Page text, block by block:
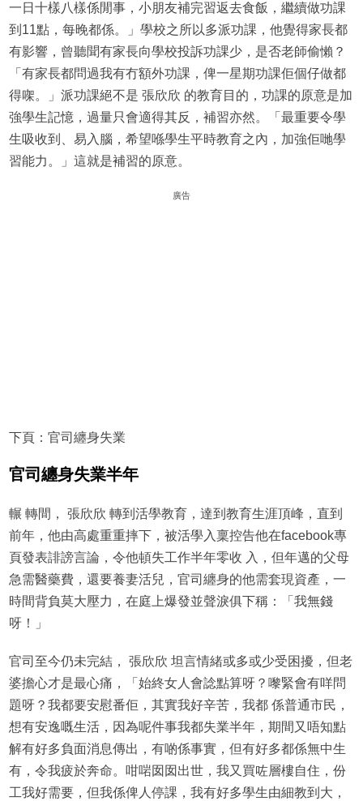
一日十樣八樣係閒事，小朋友補完習返去食飯，繼續做功課
到11點，每晚都係。」學校之所以多派功課，他覺得家長都
有影響，曾聽聞有家長向學校投訴功課少，是否老師偷懶？
「有家長都問過我有冇額外功課，俾一星期功課佢個仔做都
得㗎。」派功課絕不是 張欣欣 的教育目的，功課的原意是加
強學生記憶，過量只會適得其反，補習亦然。「最重要令學
生吸收到、易入腦，希望喺學生平時教育之內，加強佢哋學
習能力。」這就是補習的原意。
廣告
下頁：官司纏身失業
官司纏身失業半年
輾 轉間， 張欣欣 轉到活學教育，達到教育生涯頂峰，直到
前年，他由高處重重摔下，被活學入稟控告他在facebook專
頁發表誹謗言論，令他頓失工作半年零收 入，但年邁的父母
急需醫藥費，還要養妻活兒，官司纏身的他需套現資產，一
時間背負莫大壓力，在庭上爆發並聲淚俱下稱：「我無錢
呀！」
官司至今仍未完結， 張欣欣 坦言情緒或多或少受困擾，但老
婆擔心才是最心痛，「始終女人會諗點算呀？嚟緊會有咩問
題呀？我都要安慰番佢，其實我好辛苦，我都 係普通市民，
想有安逸嘅生活，因為呢件事我都失業半年，期間又唔知點
解有好多負面消息傳出，有啲係事實，但有好多都係無中生
有，令我疲於奔命。咁啱囡囡出世，我又買咗層樓自住，份
工我好需要，但我係俾人停課，我有好多學生由細教到大，